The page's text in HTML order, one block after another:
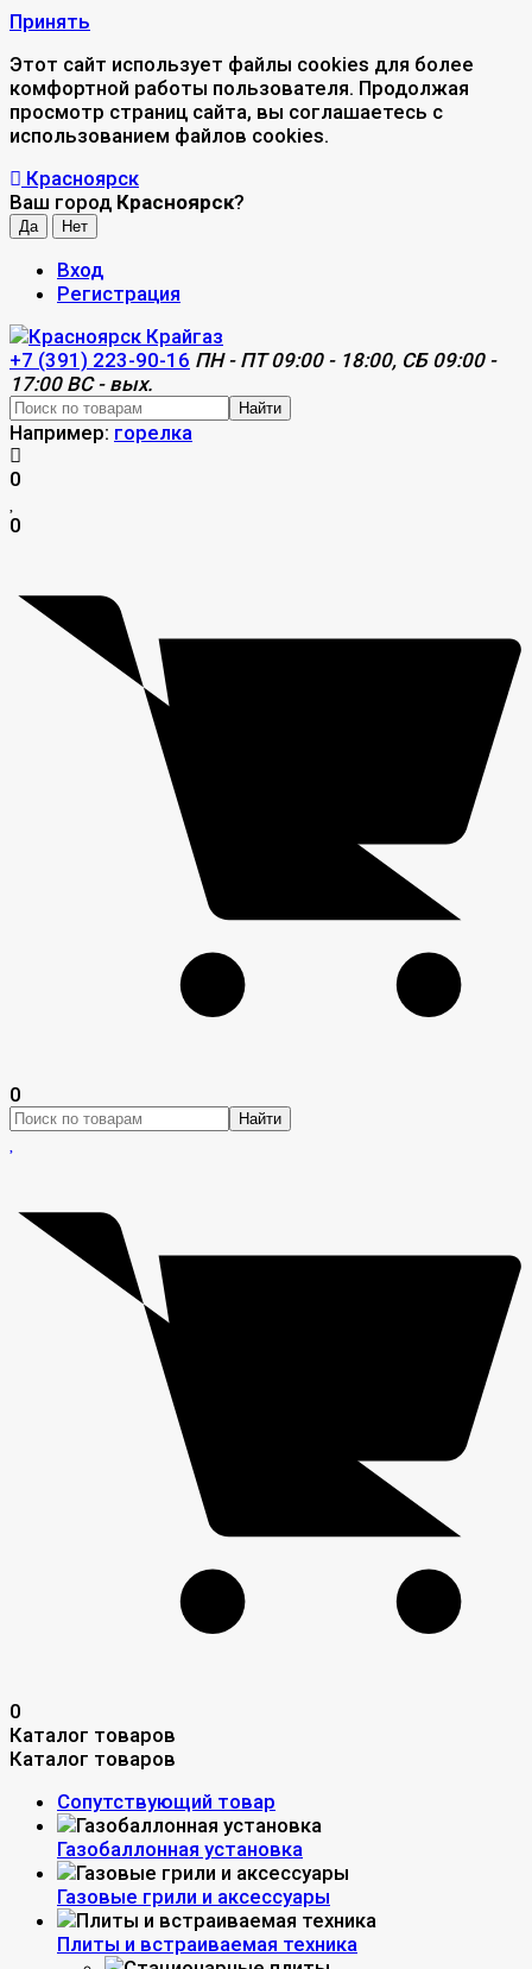
Принять
Этот сайт использует файлы cookies для более
комфортной работы пользователя. Продолжая
просмотр страниц сайта, вы соглашаетесь с
использованием файлов cookies.
Красноярск
Ваш город Красноярск?
Вход
Регистрация
+7 (391) 223-90-16 ПН - ПТ 09:00 - 18:00, СБ 09:00 -
17:00 ВС - вых.
Найти
Например: горелка
0
0
0
Найти
0
Каталог товаров
Каталог товаров
Сопутствующий товар
Газобаллонная установка
Газовые грили и аксессуары
Плиты и встраиваемая техника